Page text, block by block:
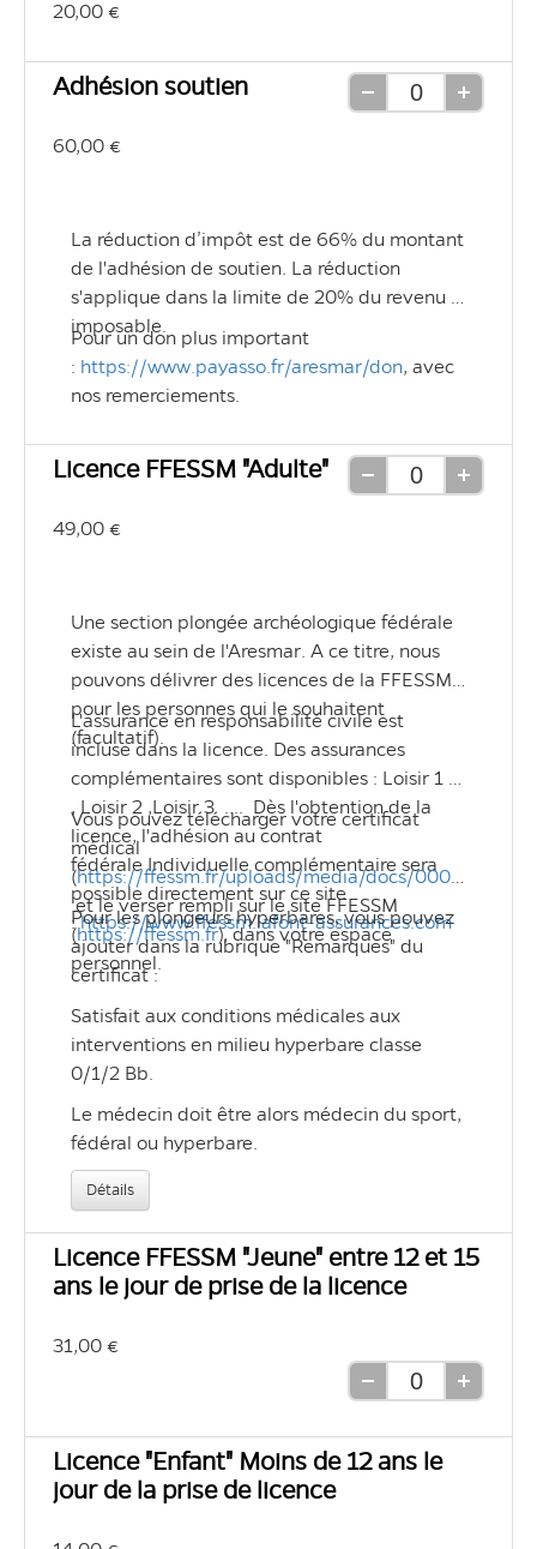
20,00 €
Adhésion soutien
60,00 €
Retirer
Ajouter
La réduction d’impôt est de 66% du montant
de l'adhésion de soutien. La réduction
s'applique dans la limite de 20% du revenu
imposable.
Pour un don plus important
: https://www.payasso.fr/aresmar/don, avec
nos remerciements.
Licence FFESSM "Adulte"
49,00 €
Retirer
Ajouter
Une section plongée archéologique fédérale
existe au sein de l'Aresmar. A ce titre, nous
pouvons délivrer des licences de la FFESSM
pour les personnes qui le souhaitent
(facultatif).
L'assurance en responsabilité civile est
incluse dans la licence. Des assurances
complémentaires sont disponibles : Loisir 1
, Loisir 2 ,Loisir 3  ....  Dès l'obtention de la
licence, l'adhésion au contrat
fédérale Individuelle complémentaire sera
possible directement sur ce site
: https://www.ffessm.lafont-assurances.com
Vous pouvez télécharger votre certificat
médical
(https://ffessm.fr/uploads/media/docs/0001/10/
et le verser rempli sur le site FFESSM
(https://ffessm.fr), dans votre espace
personnel.
Pour les plongeurs hyperbares, vous pouvez
ajouter dans la rubrique "Remarques" du
certificat :
Satisfait aux conditions médicales aux
interventions en milieu hyperbare classe
Le médecin doit être alors médecin du sport,
fédéral ou hyperbare.
Détails
Licence FFESSM "Jeune" entre 12 et 15
ans le jour de prise de la licence
31,00 €
Retirer
unité
Ajouter
Licence "Enfant" Moins de 12 ans le
jour de la prise de licence